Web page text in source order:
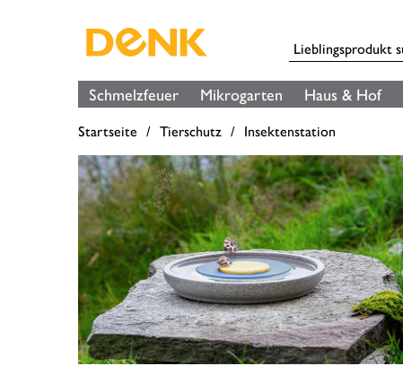
Schmelzfeuer Mikrogarten Haus & Hof
Startseite Tierschutz Insektenstation